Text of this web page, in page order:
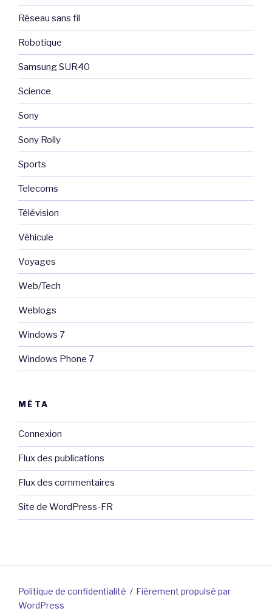
Réseau sans fil
Robotique
Samsung SUR40
Science
Sony
Sony Rolly
Sports
Telecoms
Télévision
Véhicule
Voyages
Web/Tech
Weblogs
Windows 7
Windows Phone 7
MÉTA
Connexion
Flux des publications
Flux des commentaires
Site de WordPress-FR
Politique de confidentialité
Fièrement propulsé par
WordPress